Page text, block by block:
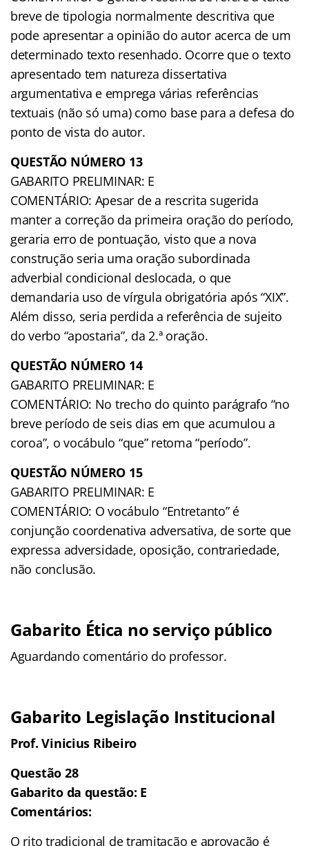
breve de tipologia normalmente descritiva que
pode apresentar a opinião do autor acerca de um
determinado texto resenhado. Ocorre que o texto
apresentado tem natureza dissertativa
argumentativa e emprega várias referências
textuais (não só uma) como base para a defesa do
ponto de vista do autor.
QUESTÃO NÚMERO 13
GABARITO PRELIMINAR: E
COMENTÁRIO: Apesar de a rescrita sugerida
manter a correção da primeira oração do período,
geraria erro de pontuação, visto que a nova
construção seria uma oração subordinada
adverbial condicional deslocada, o que
demandaria uso de vírgula obrigatória após “XIX”.
Além disso, seria perdida a referência de sujeito
do verbo “apostaria”, da 2.ª oração.
QUESTÃO NÚMERO 14
GABARITO PRELIMINAR: E
COMENTÁRIO: No trecho do quinto parágrafo “no
breve período de seis dias em que acumulou a
coroa”, o vocábulo “que” retoma “período”.
QUESTÃO NÚMERO 15
GABARITO PRELIMINAR: E
COMENTÁRIO: O vocábulo “Entretanto” é
conjunção coordenativa adversativa, de sorte que
expressa adversidade, oposição, contrariedade,
não conclusão.
Gabarito Ética no serviço público
Aguardando comentário do professor.
Gabarito Legislação Institucional
Prof. Vinicius Ribeiro
Questão 28
Gabarito da questão: E
Comentários:
O rito tradicional de tramitação e aprovação é